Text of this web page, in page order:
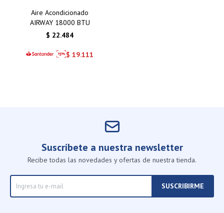
Aire Acondicionado
AIRWAY 18000 BTU
$ 22.484
$ 19.111
Suscríbete a nuestra newsletter
Recibe todas las novedades y ofertas de nuestra tienda.
SUSCRIBIRME